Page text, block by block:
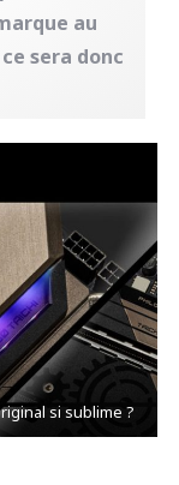
au
sera donc
si sublime ?